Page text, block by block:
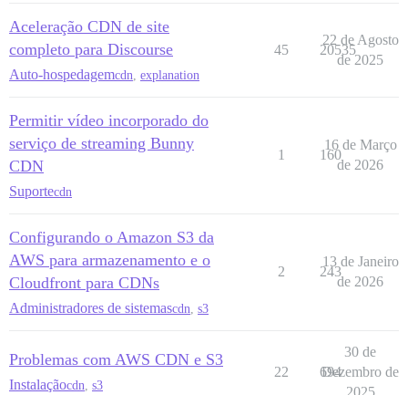
Aceleração CDN de site
completo para Discourse
Auto-hospedagemcdn explanation
45 20535
22 de Agosto
de 2025
Permitir vídeo incorporado do
serviço de streaming Bunny
CDN
Suportecdn
1 160
16 de Março
de 2026
Configurando o Amazon S3 da
AWS para armazenamento e o
Cloudfront para CDNs
Administradores de sistemascdn s3
2 243
13 de Janeiro
de 2026
Problemas com AWS CDN e S3
Instalaçãocdn s3
22 694
30 de
Dezembro de
2025